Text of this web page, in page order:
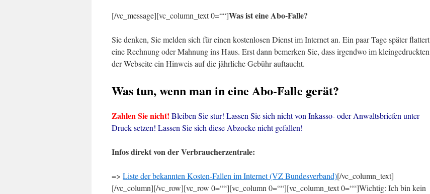
[/vc_message][vc_column_text 0=““]Was ist eine Abo-Falle?
Sie denken, Sie melden sich für einen kostenlosen Dienst im Internet an. Ein paar Tage später flattert
eine Rechnung oder Mahnung ins Haus. Erst dann bemerken Sie, dass irgendwo im kleingedruckten
der Webseite ein Hinweis auf die jährliche Gebühr auftaucht.
Was tun, wenn man in eine Abo-Falle gerät?
Zahlen Sie nicht! Bleiben Sie stur! Lassen Sie sich nicht von Inkasso- oder Anwaltsbriefen unter
Druck setzen! Lassen Sie sich diese Abzocke nicht gefallen!
Infos direkt von der Verbraucherzentrale:
=> Liste der bekannten Kosten-Fallen im Internet (VZ Bundesverband)[/vc_column_text]
[/vc_column][/vc_row][vc_row 0=““][vc_column 0=““][vc_column_text 0=““]Wichtig: Ich bin kein